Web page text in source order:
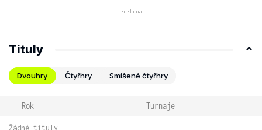
Tituly
Dvouhry Čtyřhry Smíšené čtyřhry
Rok Turnaje
Žádné tituly